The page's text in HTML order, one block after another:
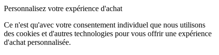
Personnalisez votre expérience d'achat
Ce n'est qu'avec votre consentement individuel que nous utilisons
des cookies et d'autres technologies pour vous offrir une expérience
d'achat personnalisée.